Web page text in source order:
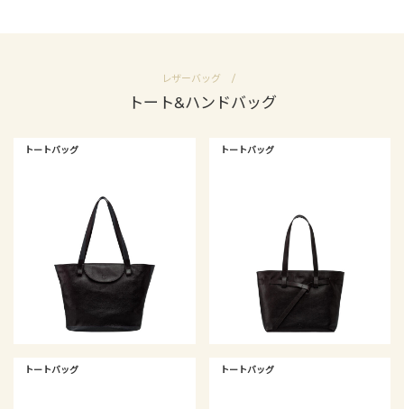
レザーバッグ
トート&ハンドバッグ
トートバッグ トートバッグ
トートバッグ トートバッグ